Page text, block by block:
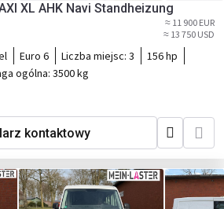
XL AHK Navi Standheizung
≈ 11 900 EUR
≈ 13 750 USD
Euro 6 Liczba miejsc: 3
156 hp
ogólna: 3500 kg
kontaktowy